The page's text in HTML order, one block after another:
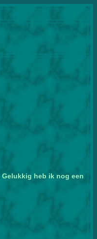
Gelukkig heb ik nog een